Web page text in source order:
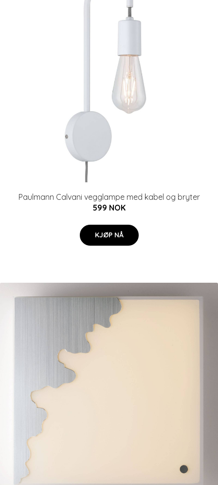
Paulmann Calvani vegglampe med kabel og bryter
599 NOK
KJØP NÅ